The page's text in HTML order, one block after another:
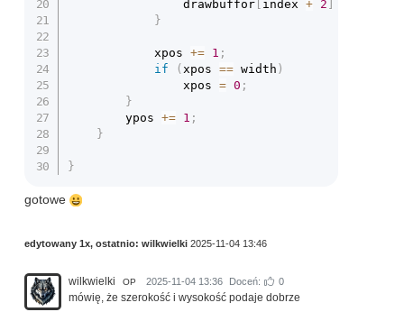
				drawbuffor
[ index + 2
}
			xpos
+= 1 ;
if
( xpos == width )
				xpos
= 0 ;
}
		ypos
+= 1 ;
}
}
gotowe
edytowany 1x, ostatnio: wilkwielki 2025-11-04 13:46
wilkwielki OP 2025-11-04 13:36 Doceń: 0
mówię, że szerokość i wysokość podaje dobrze